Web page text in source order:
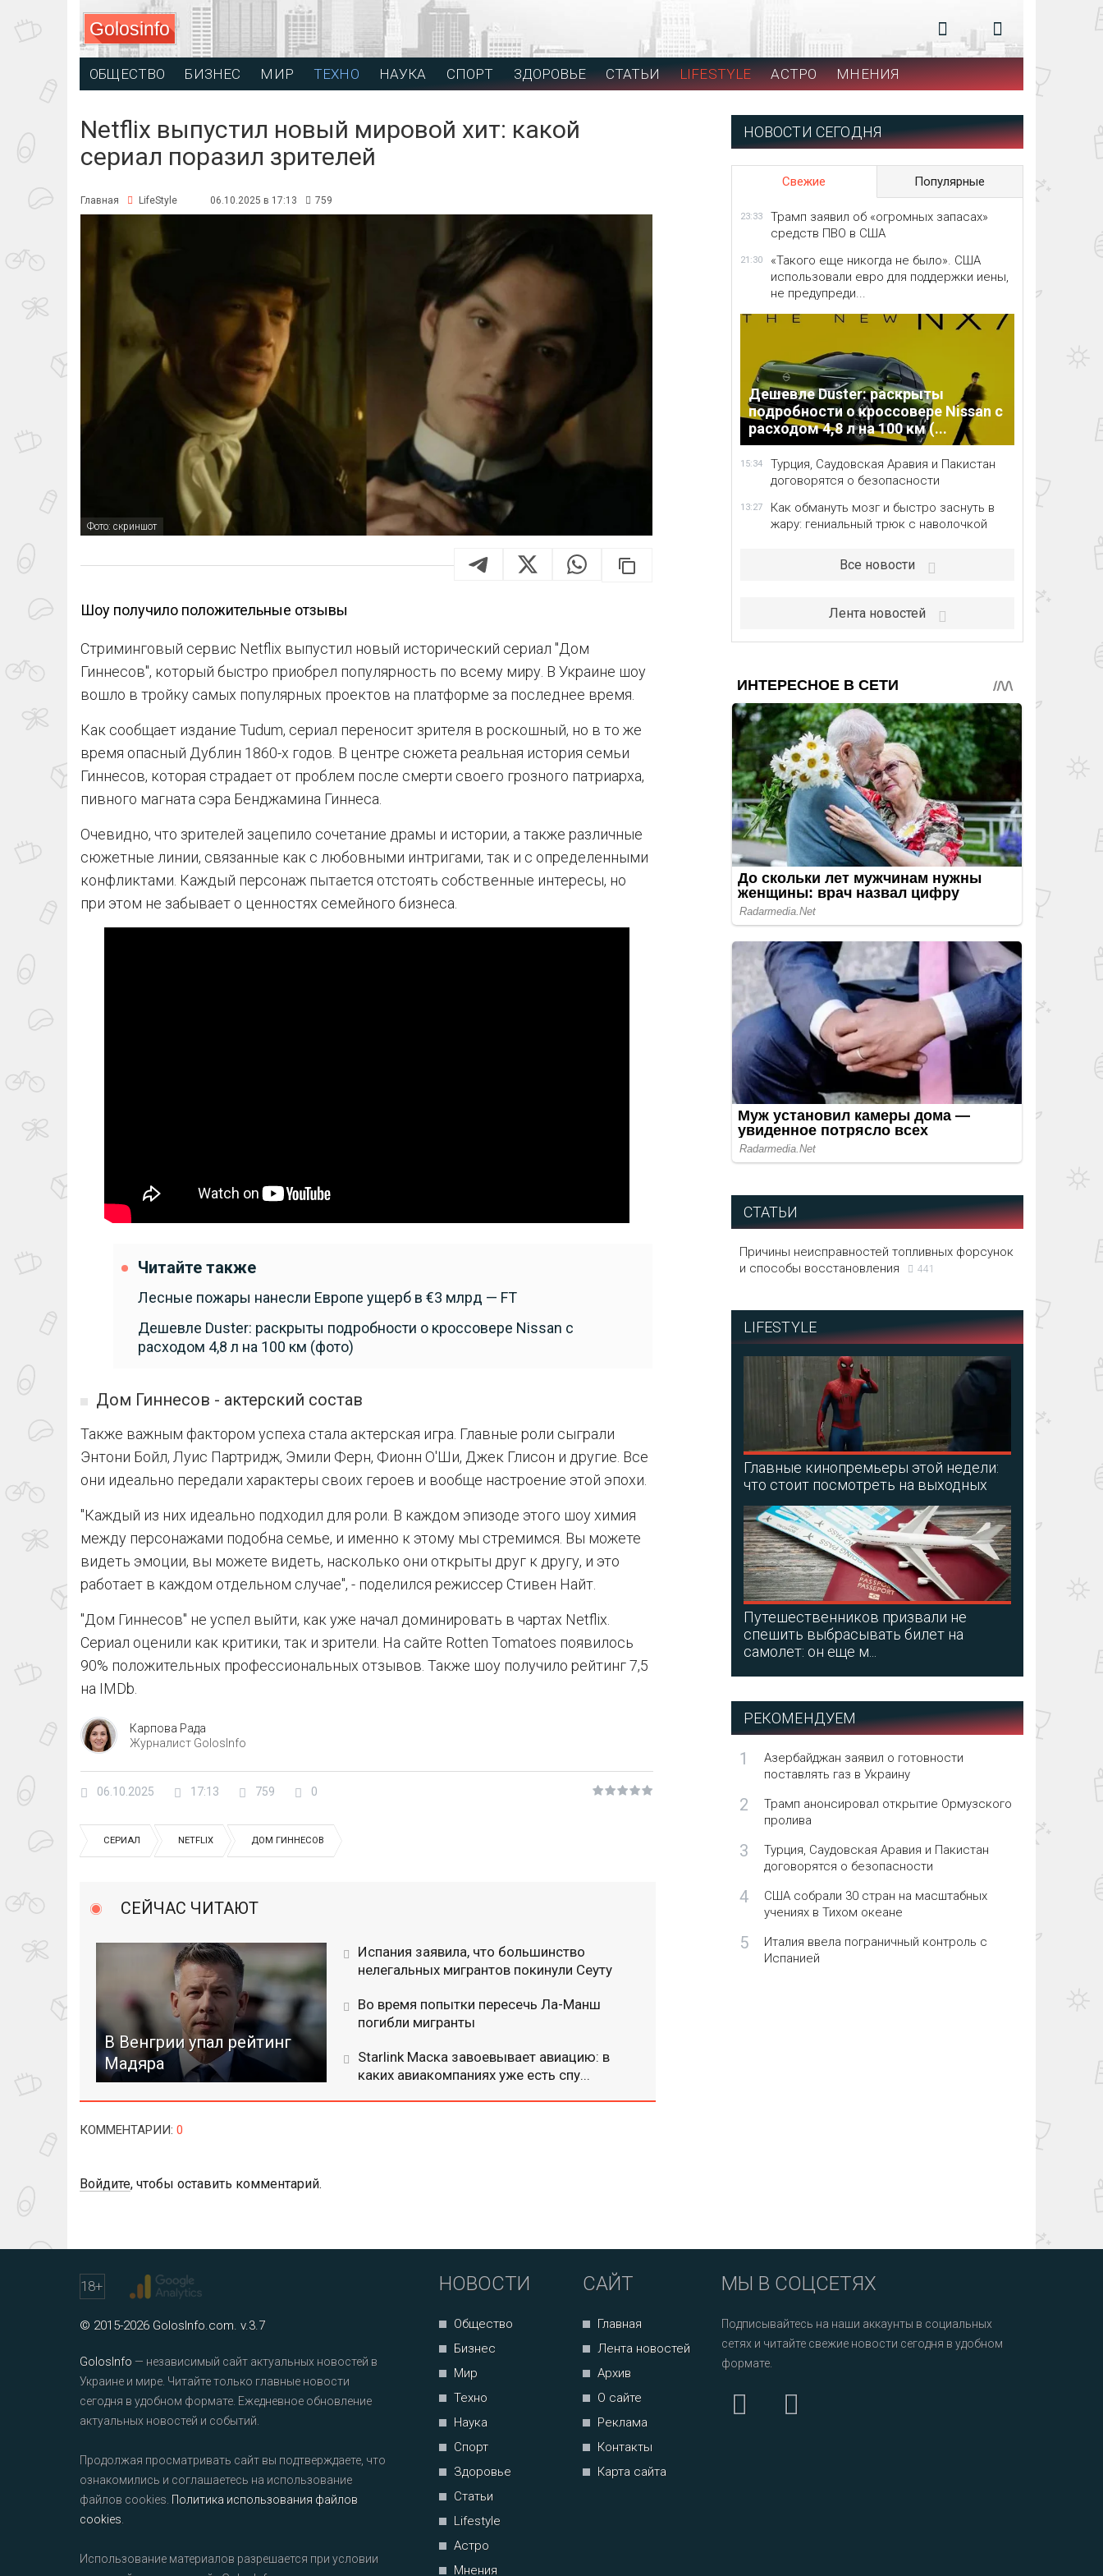
Golosinfo
ОБЩЕСТВО БИЗНЕС МИР ТЕХНО НАУКА СПОРТ ЗДОРОВЬЕ СТАТЬИ LIFESTYLE АСТРО МНЕНИЯ
Netflix выпустил новый мировой хит: какой
сериал поразил зрителей
Главная LifeStyle 06.10.2025 в 17:13 759
Фото: скриншот
Шоу получило положительные отзывы
Стриминговый сервис Netflix выпустил новый исторический сериал "Дом
Гиннесов", который быстро приобрел популярность по всему миру. В Украине шоу
вошло в тройку самых популярных проектов на платформе за последнее время.
Как сообщает издание Tudum, сериал переносит зрителя в роскошный, но в то же
время опасный Дублин 1860-х годов. В центре сюжета реальная история семьи
Гиннесов, которая страдает от проблем после смерти своего грозного патриарха,
пивного магната сэра Бенджамина Гиннеса.
Очевидно, что зрителей зацепило сочетание драмы и истории, а также различные
сюжетные линии, связанные как с любовными интригами, так и с определенными
конфликтами. Каждый персонаж пытается отстоять собственные интересы, но
при этом не забывает о ценностях семейного бизнеса.
Читайте также
Лесные пожары нанесли Европе ущерб в €3 млрд — FT
Дешевле Duster: раскрыты подробности о кроссовере Nissan с
расходом 4,8 л на 100 км (фото)
Дом Гиннесов - актерский состав
Также важным фактором успеха стала актерская игра. Главные роли сыграли
Энтони Бойл, Луис Партридж, Эмили Ферн, Фионн О'Ши, Джек Глисон и другие. Все
они идеально передали характеры своих героев и вообще настроение этой эпохи.
"Каждый из них идеально подходил для роли. В каждом эпизоде этого шоу химия
между персонажами подобна семье, и именно к этому мы стремимся. Вы можете
видеть эмоции, вы можете видеть, насколько они открыты друг к другу, и это
работает в каждом отдельном случае", - поделился режиссер Стивен Найт.
"Дом Гиннесов" не успел выйти, как уже начал доминировать в чартах Netflix.
Сериал оценили как критики, так и зрители. На сайте Rotten Tomatoes появилось
90% положительных профессиональных отзывов. Также шоу получило рейтинг 7,5
на IMDb.
Карпова Рада
Журналист GolosInfo
06.10.2025 17:13 759 0
СЕРИАЛ NETFLIX ДОМ ГИННЕСОВ
СЕЙЧАС ЧИТАЮТ
В Венгрии упал рейтинг
Мадяра
Испания заявила, что большинство
нелегальных мигрантов покинули Сеуту
Во время попытки пересечь Ла-Манш
погибли мигранты
Starlink Маска завоевывает авиацию: в
каких авиакомпаниях уже есть спу...
КОММЕНТАРИИ: 0
Войдите, чтобы оставить комментарий.
НОВОСТИ СЕГОДНЯ
Свежие Популярные
23:33
Трамп заявил об «огромных запасах»
средств ПВО в США
21:30
«Такого еще никогда не было». США
использовали евро для поддержки иены,
не предупреди...
Дешевле Duster: раскрыты
подробности о кроссовере Nissan с
расходом 4,8 л на 100 км (...
15:34
Турция, Саудовская Аравия и Пакистан
договорятся о безопасности
13:27
Как обмануть мозг и быстро заснуть в
жару: гениальный трюк с наволочкой
Все новости
Лента новостей
СТАТЬИ
Причины неисправностей топливных форсунок
и способы восстановления
441
LIFESTYLE
Главные кинопремьеры этой недели:
что стоит посмотреть на выходных
Путешественников призвали не
спешить выбрасывать билет на
самолет: он еще м...
РЕКОМЕНДУЕМ
1
Азербайджан заявил о готовности
поставлять газ в Украину
2
Трамп анонсировал открытие Ормузского
пролива
3
Турция, Саудовская Аравия и Пакистан
договорятся о безопасности
4
США собрали 30 стран на масштабных
учениях в Тихом океане
5
Италия ввела пограничный контроль с
Испанией
18+
© 2015-2026 GolosInfo.com. v.3.7
GolosInfo — независимый сайт актуальных новостей в
Украине и мире. Читайте только главные новости
сегодня в удобном формате. Ежедневное обновление
актуальных новостей и событий.
Продолжая просматривать сайт вы подтверждаете, что
ознакомились и соглашаетесь на использование
файлов cookies. Политика использования файлов
cookies
Использование материалов разрешается при условии
НОВОСТИ
Общество
Бизнес
Мир
Техно
Наука
Спорт
Здоровье
Статьи
Lifestyle
Астро
Мнения
САЙТ
Главная
Лента новостей
Архив
О сайте
Реклама
Контакты
Карта сайта
МЫ В СОЦСЕТЯХ
Подписывайтесь на наши аккаунты в социальных
сетях и читайте свежие новости сегодня в удобном
формате.